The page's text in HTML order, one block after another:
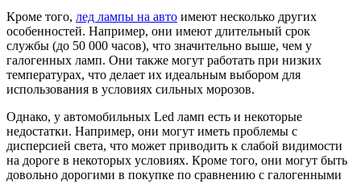
Кроме того, лед лампы на авто имеют несколько других
особенностей. Например, они имеют длительный срок
службы (до 50 000 часов), что значительно выше, чем у
галогенных ламп. Они также могут работать при низких
температурах, что делает их идеальным выбором для
использования в условиях сильных морозов.
Однако, у автомобильных Led ламп есть и некоторые
недостатки. Например, они могут иметь проблемы с
дисперсией света, что может приводить к слабой видимости
на дороге в некоторых условиях. Кроме того, они могут быть
довольно дорогими в покупке по сравнению с галогенными